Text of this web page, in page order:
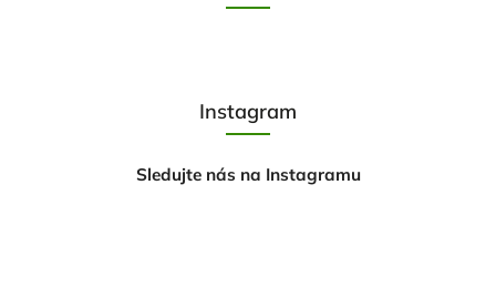
Instagram
Sledujte nás na Instagramu